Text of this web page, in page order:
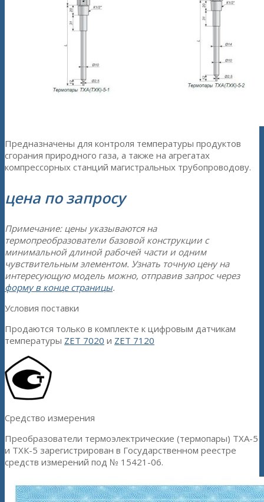
Предназначены для контроля температуры продуктов
сгорания природного газа, а также на агрегатах
компрессорных станций магистральных трубопроводову.
цена по запросу
Примечание: цены указываются на
термопреобразователи базовой конструкции с
минимальной длиной рабочей части и одним
чувствительным элементом. Узнать точную цену на
интересующую модель можно, отправив запрос через
форму в конце страницы.
Условия поставки
Продаются только в комплекте к цифровым датчикам
температуры ZET 7020 и ZET 7120
Средство измерения
Преобразователи термоэлектрические (термопары) ТХА-5
и ТХК-5 зарегистрирован в Государственном реестре
средств измерений под № 15421-06.